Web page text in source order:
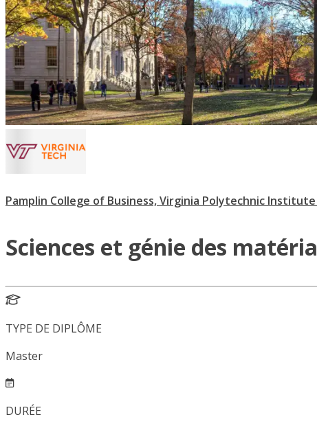
Pamplin College of Business, Virginia Polytechnic
Sciences et génie des
TYPE DE DIPLÔME
Master
DURÉE